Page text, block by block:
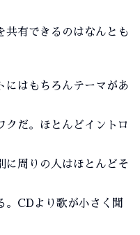
共有できるのはなんとも
にはもちろんテーマがあ
クだ。ほとんどイントロ
に周りの人はほとんどそ
。CDより歌が小さく聞